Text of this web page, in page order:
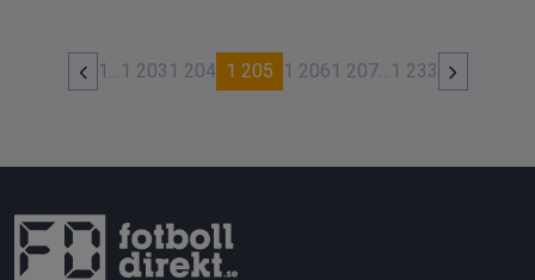
1 …1 203 1 204 1 205 1 2061 207…1 233